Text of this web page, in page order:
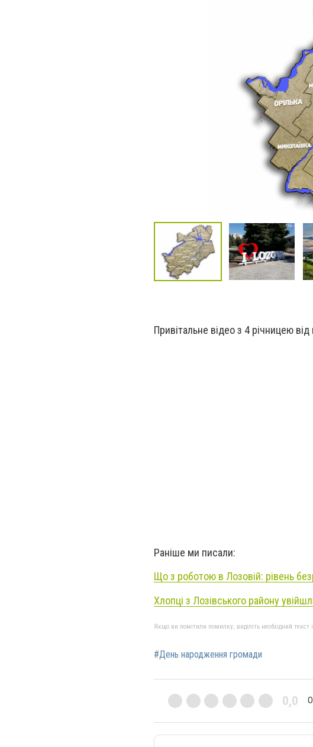
Привітальне відео з 4 річницею
Раніше ми писали:
Що з роботою в Лозовій: рівень
Хлопці з Лозівського району
Якщо ви помітили помилку, виділіть необхідний
#День народження громади
0,0